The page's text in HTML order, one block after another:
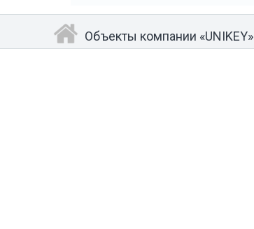
Объекты компании «UNIKEY»